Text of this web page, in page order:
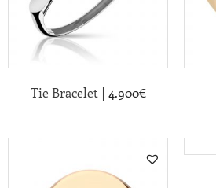
Tie Bracelet | 4.900€